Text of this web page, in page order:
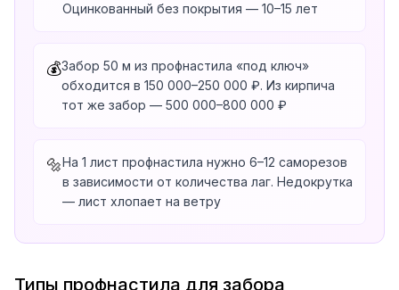
Оцинкованный без покрытия — 10–15 лет
💰Забор 50 м из профнастила «под ключ»
обходится в 150 000–250 000 ₽. Из кирпича
тот же забор — 500 000–800 000 ₽
🔩На 1 лист профнастила нужно 6–12 саморезов
в зависимости от количества лаг. Недокрутка
— лист хлопает на ветру
Типы профнастила для забора